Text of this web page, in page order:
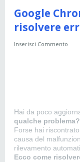
Google
risolvere
Inserisci Commento
Hai da poco
qualche problema?
Forse hai
causa del
rilevamento
Ecco come